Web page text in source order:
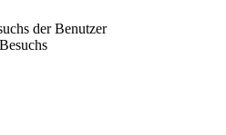
der Benutzer